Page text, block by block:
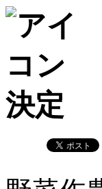
決定